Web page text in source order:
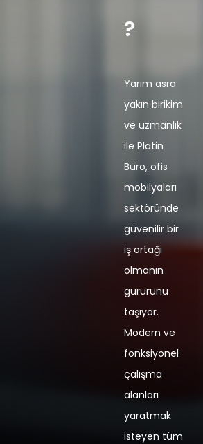
?
Yarım asra
yakın birikim
ve uzmanlık
ile Platin
Büro, ofis
mobilyaları
sektöründe
güvenilir bir
iş ortağı
olmanın
gururunu
taşıyor.
Modern ve
fonksiyonel
çalışma
alanları
yaratmak
isteyen tüm